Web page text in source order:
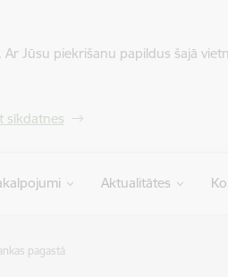
Jūsu piekrišanu papildus šajā
sīkdatnes
Aktualitātes
pagastā